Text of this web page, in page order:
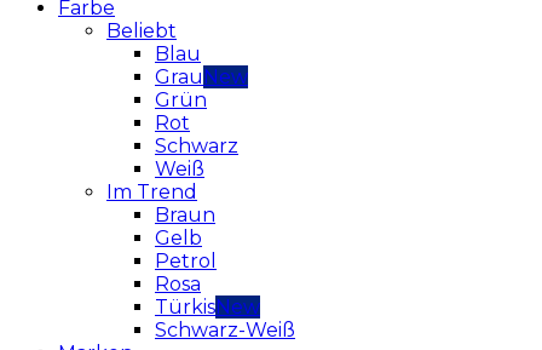
Farbe
Beliebt
Blau
Grau
Grün
Rot
Schwarz
Weiß
Im Trend
Braun
Gelb
Petrol
Rosa
Türkis
Schwarz-Weiß